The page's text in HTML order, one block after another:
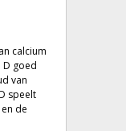
calcium
D goed
van
speelt
de